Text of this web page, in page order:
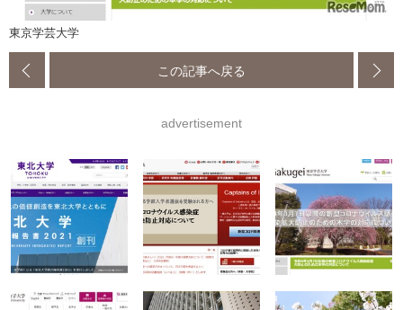
東京学芸大学
この記事へ戻る
advertisement